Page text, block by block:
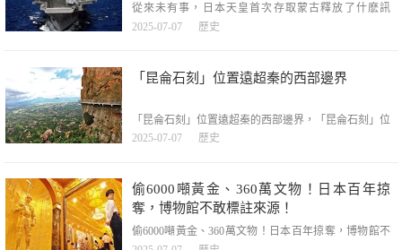
從來未有事，日本天皇首次存取蒙古釋放了什麽訊
號？，從來未有事，日本天皇首次存取蒙古釋放了什麽
上首次存取蒙古，恰逢二戰結束80周年，引發國際輿論
高度關註。此次存取既是歷史紐帶的延續，更折
2025-07-07 歷史
「昆侖石刻」位置遠超秦的西部邊界
「昆侖石刻」位置遠超秦的西部邊界，「昆侖石刻」位
置遠超秦的西部邊界，【學術爭鳴】作者：李小波（四
學、地理學等多學科提出不同的觀點。從歷史地理的角
度來看，昆侖山的地望是在不斷遷
2025-07-07 歷史
偷6000噸黃金、360萬文物！日本百年掠
奪，博物館不敢標註來源！
偷6000噸黃金、360萬文物！日本百年掠奪，博物館不